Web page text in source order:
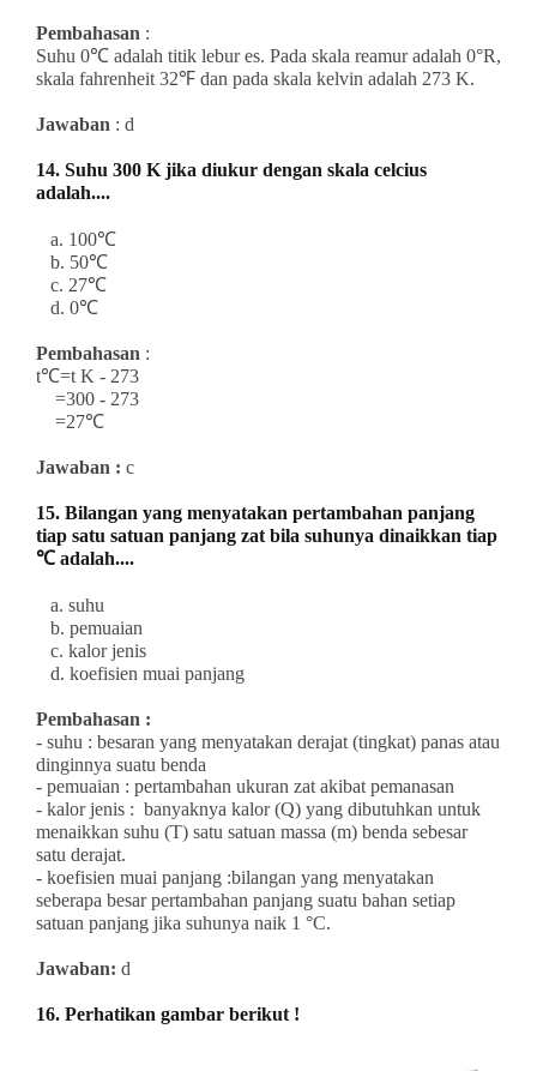
Pembahasan :
Suhu 0℃ adalah titik lebur es. Pada skala reamur adalah 0°R,
skala fahrenheit 32℉ dan pada skala kelvin adalah 273 K.
Jawaban : d
14. Suhu 300 K jika diukur dengan skala celcius
adalah....
a. 100℃
b. 50℃
c. 27℃
d. 0℃
Pembahasan :
t℃=t K - 273
=300 - 273
=27℃
Jawaban : c
15. Bilangan yang menyatakan pertambahan panjang
tiap satu satuan panjang zat bila suhunya dinaikkan tiap
℃ adalah....
a. suhu
b. pemuaian
c. kalor jenis
d. koefisien muai panjang
Pembahasan :
- suhu : besaran yang menyatakan derajat (tingkat) panas atau
dinginnya suatu benda
- pemuaian : pertambahan ukuran zat akibat pemanasan
- kalor jenis : banyaknya kalor (Q) yang dibutuhkan untuk
menaikkan suhu (T) satu satuan massa (m) benda sebesar
satu derajat.
- koefisien muai panjang :bilangan yang menyatakan
seberapa besar pertambahan panjang suatu bahan setiap
satuan panjang jika suhunya naik 1 °C.
Jawaban: d
16. Perhatikan gambar berikut !